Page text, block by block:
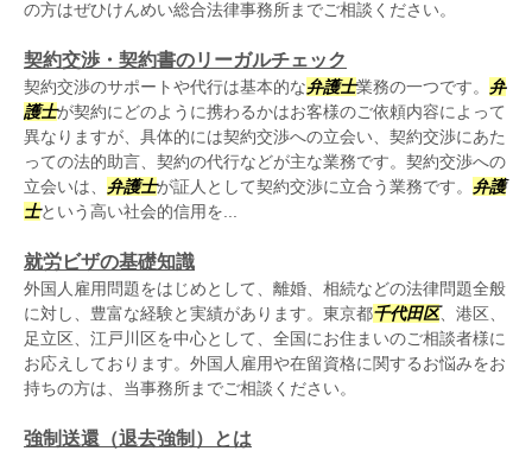
の方はぜひけんめい総合法律事務所までご相談ください。
契約交渉・契約書のリーガルチェック
契約交渉のサポートや代行は基本的な弁護士業務の一つです。 弁
護士が契約にどのように携わるかはお客様のご依頼内容によって
異なりますが、具体的には契約交渉への立会い、契約交渉にあた
っての法的助言、契約の代行などが主な業務です。契約交渉への
立会いは、 弁護士が証人として契約交渉に立合う業務です。 弁護
士という高い社会的信用を...
就労ビザの基礎知識
外国人雇用問題をはじめとして、離婚、相続などの法律問題全般
に対し、豊富な経験と実績があります。東京都千代田区、港区、
足立区、江戸川区を中心として、全国にお住まいのご相談者様に
お応えしております。外国人雇用や在留資格に関するお悩みをお
持ちの方は、当事務所までご相談ください。
強制送還（退去強制）とは